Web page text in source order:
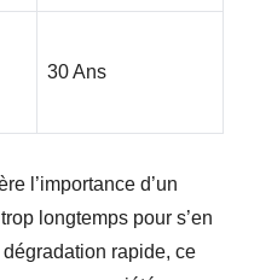
30 Ans
l’importance d’un
longtemps pour s’en
rapide, ce